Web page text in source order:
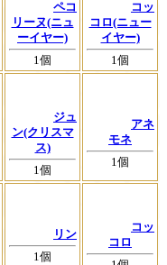
ペコ
リーヌ(ニュ
ーイヤー)
1個
コッ
コロ(ニュー
イヤー)
1個
ジュ
ン(クリスマ
ス)
1個
アネ
モネ
1個
リン
1個
コッ
コロ